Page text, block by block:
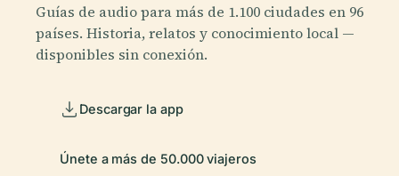
Guías de audio para más de 1.100 ciudades en 96
países. Historia, relatos y conocimiento local —
disponibles sin conexión.
Descargar la app
Únete a más de 50.000 viajeros